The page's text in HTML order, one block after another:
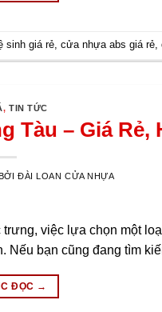
sinh giá rẻ,cửa nhựa abs giá rẻ,
,TIN TỨC
Tàu – Giá Rẻ,
BỞI ĐÀI LOAN CỬA NHỰA
việc lựa chọn một
Nếu bạn cũng đang tìm
ĐỌC →